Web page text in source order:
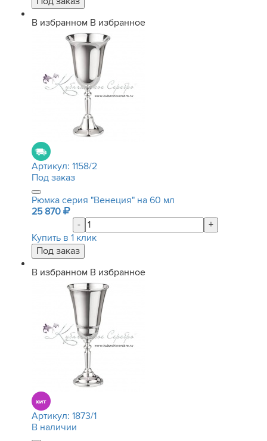
В избранном В избранное
Артикул: 1158/2
Под заказ
Рюмка серия "Венеция" на 60 мл
25 870
-
+
Купить в 1 клик
В избранном В избранное
Артикул: 1873/1
В наличии